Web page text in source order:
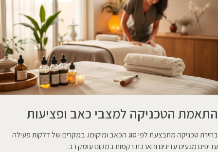
התאמת הטכניקה למצבי כאב ופציעות
בחירת טכניקה מתבצעת לפי סוג הכאב ומיקומו. במקרים של דלקות פעילה
עדיפים מגעים עדינים והארכת רקמות במקום עומק רב.